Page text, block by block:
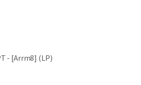
- [Arrm8] (LP)